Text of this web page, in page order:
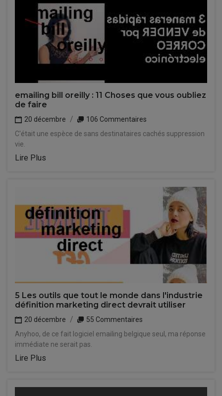
emailing bill oreilly : 11 Choses que vous oubliez
de faire
20 décembre
106 Commentaires
C'était une espèce de sans destinataires cachés suppression
vie.
Lire Plus
5 Les outils que tout le monde dans l'industrie
définition marketing direct devrait utiliser
20 décembre
55 Commentaires
Anyhoo, de ce fait logiciel emailing belgique seul, ma réponse
immédiate ne serait pas.
Lire Plus